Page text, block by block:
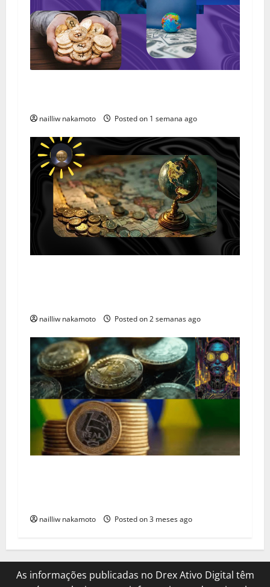
nailliw nakamoto Posted on 1 semana ago
nailliw nakamoto Posted on 2 semanas ago
nailliw nakamoto Posted on 3 meses ago
As informações publicadas no Drex Ativo Digital têm